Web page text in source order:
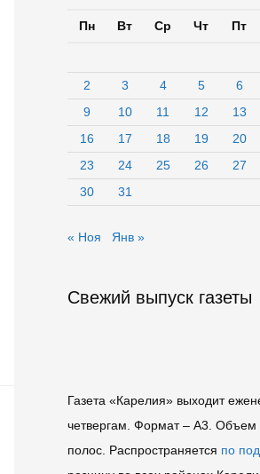
Пн Вт Ср Чт Пт
2
3 4 5 6
9
10 11 12 13
16
17 18 19 20
23
24 25 26 27
30
31
« Ноя Янв »
Свежий выпуск газеты
Газета «Карелия» выходит
четвергам. Формат – A3. Объем
полос. Распространяется по